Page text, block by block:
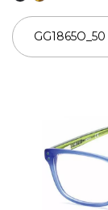
GG1865O_50